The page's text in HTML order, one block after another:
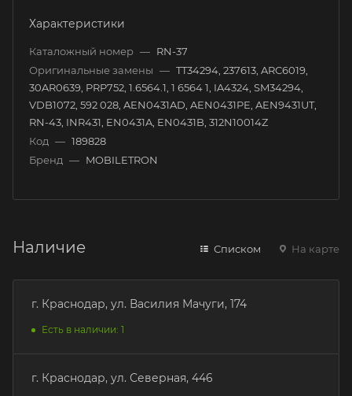
Характеристики
Каталожный номер — RN-37
Оригинальные замены — TT34294, 237613, ARC6019,
30AR0639, PRP752, 1.6564.1, 1 6564 1, IA4324, SM34294,
VDB1072, 592 028, AEN0431AD, AEN0431PE, AEN9431UT,
RN-43, INR431, EN0431A, EN0431B, 312N10014Z
Код — 189828
Бренд — MOBILETRON
Наличие Списком На карте
г. Краснодар, ул. Василия Мачуги, 174
Есть в наличии: 1
г. Краснодар, ул. Северная, 446